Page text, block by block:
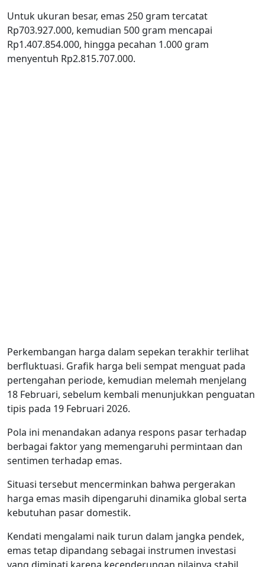
Untuk ukuran besar, emas 250 gram tercatat
Rp703.927.000, kemudian 500 gram mencapai
Rp1.407.854.000, hingga pecahan 1.000 gram
menyentuh Rp2.815.707.000.
Perkembangan harga dalam sepekan terakhir terlihat
berfluktuasi. Grafik harga beli sempat menguat pada
pertengahan periode, kemudian melemah menjelang
18 Februari, sebelum kembali menunjukkan penguatan
tipis pada 19 Februari 2026.
Pola ini menandakan adanya respons pasar terhadap
berbagai faktor yang memengaruhi permintaan dan
sentimen terhadap emas.
Situasi tersebut mencerminkan bahwa pergerakan
harga emas masih dipengaruhi dinamika global serta
kebutuhan pasar domestik.
Kendati mengalami naik turun dalam jangka pendek,
emas tetap dipandang sebagai instrumen investasi